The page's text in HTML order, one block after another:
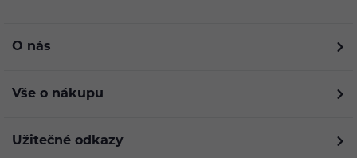
O nás
Vše o nákupu
Užitečné odkazy